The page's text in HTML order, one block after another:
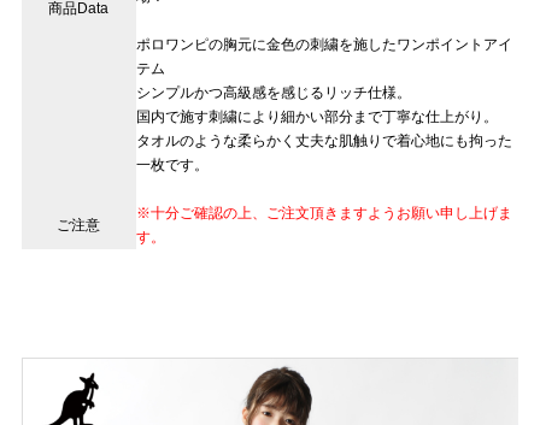
商品Data
ポロワンピの胸元に金色の刺繍を施したワンポイントアイ
テム
シンプルかつ高級感を感じるリッチ仕様。
国内で施す刺繍により細かい部分まで丁寧な仕上がり。
タオルのような柔らかく丈夫な肌触りで着心地にも拘った
一枚です。
ご注意
※十分ご確認の上、ご注文頂きますようお願い申し上げま
す。